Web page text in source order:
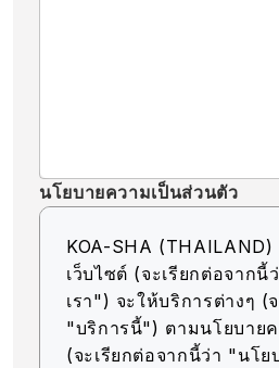
นโยบายความเป็นส่วนตัว
KOA-SHA (THAILAND)
เว็บไซต์ (จะเรียกต่อจาก
เรา") จะให้บริการต่างๆ (
"บริการนี้") ตามนโยบาย
(จะเรียกต่อจากนี้ว่า "นโ